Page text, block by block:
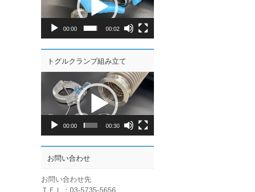
レ
00:00 00:02
トグルクランプ組み立て
00:00 00:30
お問い合わせ
お問い合わせ先
ＴＥＬ：03-5735-5656